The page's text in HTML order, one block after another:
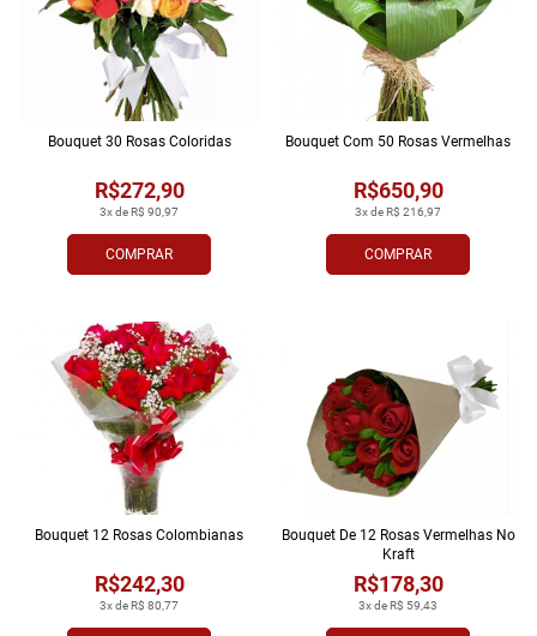
COMPRAR
3x de R$ 90,97
R$272,90
Bouquet 30 Rosas Coloridas
COMPRAR
3x de R$ 216,97
R$650,90
Bouquet Com 50 Rosas Vermelhas
3x de R$ 80,77
R$242,30
Bouquet 12 Rosas Colombianas
3x de R$ 59,43
R$178,30
Bouquet De 12 Rosas Vermelhas No
Kraft